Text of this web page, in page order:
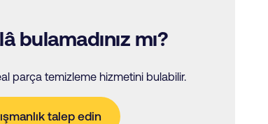
bulamadınız mı?
parça temizleme hizmetini bulabilir.
talep edin